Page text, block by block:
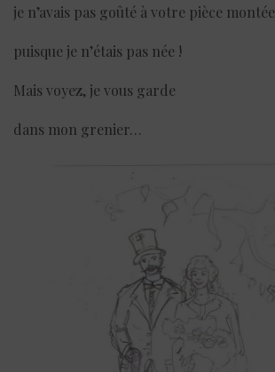
je n’avais pas goûté à votre pièce montée
puisque je n’étais pas née !
Mais voyez, je vous garde
dans mon grenier…